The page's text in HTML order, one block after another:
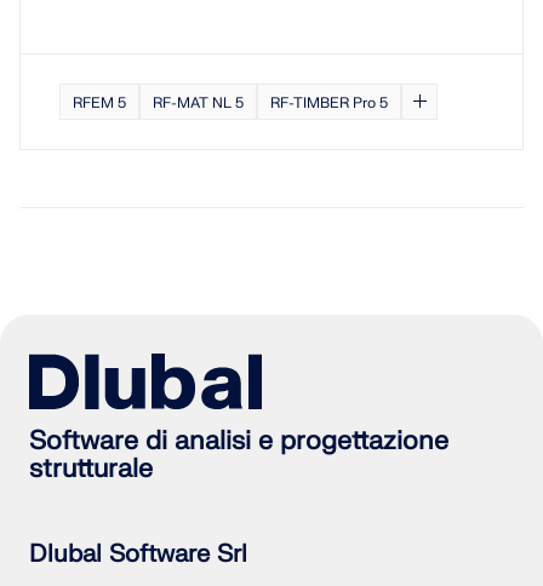
RFEM 5 RF-MAT NL 5 RF-TIMBER Pro 5
Software di analisi e progettazione
strutturale
Dlubal Software Srl